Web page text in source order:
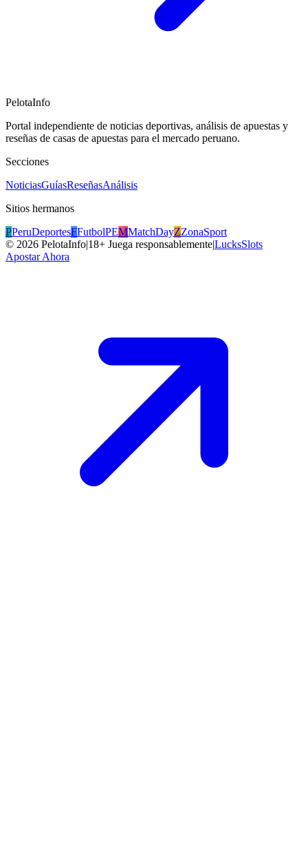
PelotaInfo
Portal independiente de noticias deportivas, análisis de apuestas y
reseñas de casas de apuestas para el mercado peruano.
Secciones
NoticiasGuíasReseñasAnálisis
Sitios hermanos
PPeruDeportesFFutbolPEMMatchDayZZonaSport
© 2026 PelotaInfo|18+ Juega responsablemente|LucksSlots
Apostar Ahora